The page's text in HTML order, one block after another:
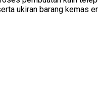
ukiran barang kemas